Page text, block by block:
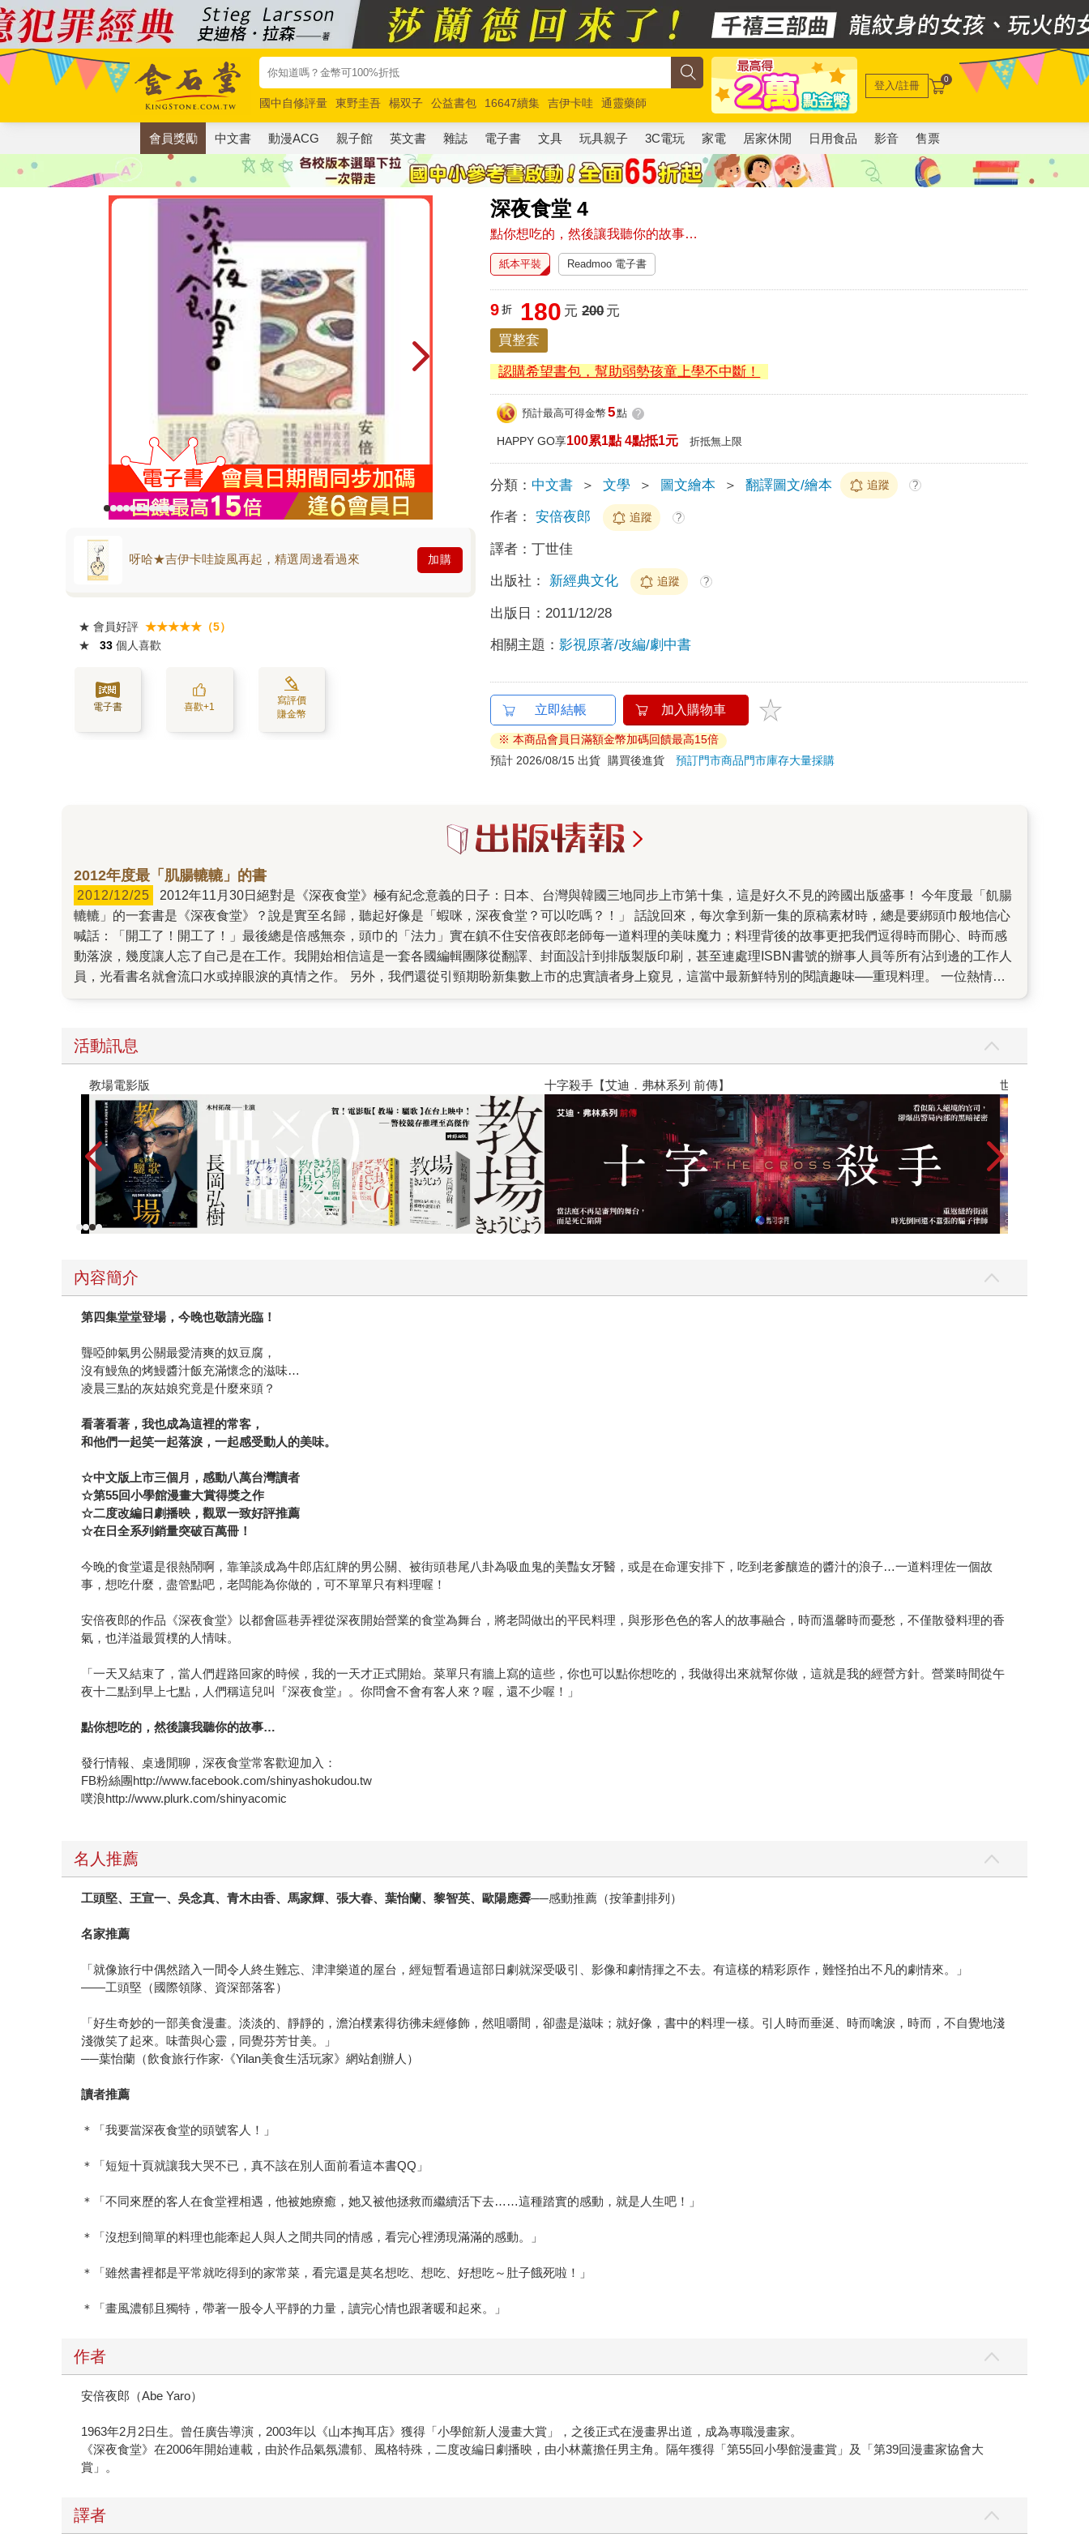
國中自修評量 東野圭吾 楊双子 公益書包 16647續集 吉伊卡哇
通靈藥師
唯紅花綻放
奧德賽 路邊攤新作 馬斯克 玩具總動員5 超慢跑
登入/註冊 0
會員獎勵 中文書 動漫ACG 親子館 英文書 雜誌 電子書 文具 玩具親子 3C電玩 家電 居家休閒 日用食品 影音 售票
深夜食堂 4
點你想吃的，然後讓我聽你的故事…
呀哈★吉伊卡哇旋風再起，精選周邊看過來 加購
★ 會員好評 ★★★★★（5）
★
33 個人喜歡
電子書 喜歡+1
寫評價
賺金幣
紙本平裝 Readmoo 電子書
9 折 180 元 200元
買整套
認購希望書包，幫助弱勢孩童上學不中斷！
預計最高可得金幣 5點 ?
HAPPY GO享100累1點 4點抵1元 折抵無上限
分類： 中文書 ＞ 文學 ＞ 圖文繪本 ＞ 翻譯圖文/繪本 追蹤 ?
作者： 安倍夜郎 追蹤 ?
譯者：丁世佳
出版社： 新經典文化 追蹤 ?
出版日： 2011/12/28
相關主題：影視原著/改編/劇中書
立即結帳 加入購物車
※ 本商品會員日滿額金幣加碼回饋最高15倍
預計 2026/08/15 出貨
購買後進貨預訂門市商品門市庫存大量採購
2012年度最「肌腸轆轆」的書
2012/12/25
轆轆」的一套書是《深夜食堂》？說是實至名歸，聽起好像是「蝦咪，深夜食堂？可以吃嗎？！」 話說回來，每次拿到新一集的原稿素材時，總是要綁頭巾般地信心
喊話：「開工了！開工了！」最後總是倍感無奈，頭巾的「法力」實在鎮不住安倍夜郎老師每一道料理的美味魔力；料理背後的故事更把我們逗得時而開心、時而感
動落淚，幾度讓人忘了自己是在工作。我開始相信這是一套各國編輯團隊從翻譯、封面設計到排版製版印刷，甚至連處理ISBN書號的辦事人員等所有沾到邊的工作人
員，光看書名就會流口水或掉眼淚的真情之作。 另外，我們還從引頸期盼新集數上市的忠實讀者身上窺見，這當中最新鮮特別的閱讀趣味──重現料理。 一位熱情的
炒麵一定要放四萬十川的青海苔嗎？完成後再一起吃了它……你看看，天倫樂的過程更勝於料理的美味。我們從沒想過《深夜食堂》成了親子兩代的溝通橋梁。
活動訊息
教場電影版 十字殺手【艾迪．弗林系列 前傳】 世界上最透明
內容簡介
第四集堂堂登場，今晚也敬請光臨！
聾啞帥氣男公關最愛清爽的奴豆腐，
沒有鰻魚的烤鰻醬汁飯充滿懷念的滋味…
凌晨三點的灰姑娘究竟是什麼來頭？
看著看著，我也成為這裡的常客，
和他們一起笑一起落淚，一起感受動人的美味。
☆中文版上市三個月，感動八萬台灣讀者
☆第55回小學館漫畫大賞得獎之作
☆二度改編日劇播映，觀眾一致好評推薦
☆在日全系列銷量突破百萬冊！
今晚的食堂還是很熱鬧啊，靠筆談成為牛郎店紅牌的男公關、被街頭巷尾八卦為吸血鬼的美豔女牙醫，或是在命運安排下，吃到老爹釀造的醬汁的浪子…一道料理佐一個故
事，想吃什麼，盡管點吧，老闆能為你做的，可不單單只有料理喔！
安倍夜郎的作品《深夜食堂》以都會區巷弄裡從深夜開始營業的食堂為舞台，將老闆做出的平民料理，與形形色色的客人的故事融合，時而溫馨時而憂愁，不僅散發料理的香
氣，也洋溢最質樸的人情味。
「一天又結束了，當人們趕路回家的時候，我的一天才正式開始。菜單只有牆上寫的這些，你也可以點你想吃的，我做得出來就幫你做，這就是我的經營方針。營業時間從午
夜十二點到早上七點，人們稱這兒叫『深夜食堂』。你問會不會有客人來？喔，還不少喔！」
點你想吃的，然後讓我聽你的故事…
發行情報、桌邊閒聊，深夜食堂常客歡迎加入：
FB粉絲團http://www.facebook.com/shinyashokudou.tw
噗浪http://www.plurk.com/shinyacomic
名人推薦
工頭堅、王宣一、吳念真、青木由香、馬家輝、張大春、葉怡蘭、黎智英、歐陽應霽──感動推薦（按筆劃排列）
名家推薦
「就像旅行中偶然踏入一間令人終生難忘、津津樂道的屋台，經短暫看過這部日劇就深受吸引、影像和劇情揮之不去。有這樣的精彩原作，難怪拍出不凡的劇情來。」
——工頭堅（國際領隊、資深部落客）
「好生奇妙的一部美食漫畫。淡淡的、靜靜的，澹泊樸素得彷彿未經修飾，然咀嚼間，卻盡是滋味；就好像，書中的料理一樣。引人時而垂涎、時而噙淚，時而，不自覺地淺
淺微笑了起來。味蕾與心靈，同覺芬芳甘美。」
──葉怡蘭（飲食旅行作家‧《Yilan美食生活玩家》網站創辦人）
讀者推薦
＊「我要當深夜食堂的頭號客人！」
＊「短短十頁就讓我大哭不已，真不該在別人面前看這本書QQ」
＊「不同來歷的客人在食堂裡相遇，他被她療癒，她又被他拯救而繼續活下去……這種踏實的感動，就是人生吧！」
＊「沒想到簡單的料理也能牽起人與人之間共同的情感，看完心裡湧現滿滿的感動。」
＊「雖然書裡都是平常就吃得到的家常菜，看完還是莫名想吃、想吃、好想吃～肚子餓死啦！」
＊「畫風濃郁且獨特，帶著一股令人平靜的力量，讀完心情也跟著暖和起來。」
作者
安倍夜郎（Abe Yaro）
1963年2月2日生。曾任廣告導演，2003年以《山本掏耳店》獲得「小學館新人漫畫大賞」，之後正式在漫畫界出道，成為專職漫畫家。
《深夜食堂》在2006年開始連載，由於作品氣氛濃郁、風格特殊，二度改編日劇播映，由小林薰擔任男主角。隔年獲得「第55回小學館漫畫賞」及「第39回漫畫家協會大
賞」。
譯者